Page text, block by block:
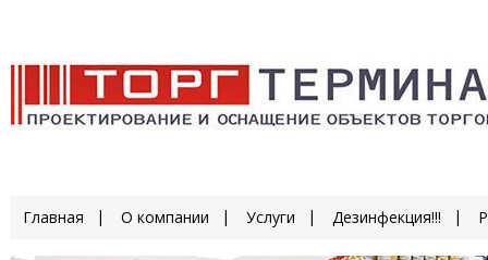
Главная О компании Услуги Дезинфекция!!!